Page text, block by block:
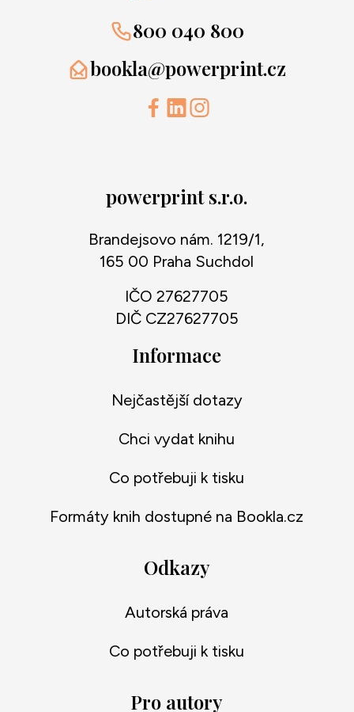
800 040 800
bookla@powerprint.cz
powerprint s.r.o.
Brandejsovo nám. 1219/1,
165 00 Praha Suchdol
IČO 27627705
DIČ CZ27627705
Informace
Nejčastější dotazy
Chci vydat knihu
Co potřebuji k tisku
Formáty knih dostupné na Bookla.cz
Odkazy
Autorská práva
Co potřebuji k tisku
Pro autory